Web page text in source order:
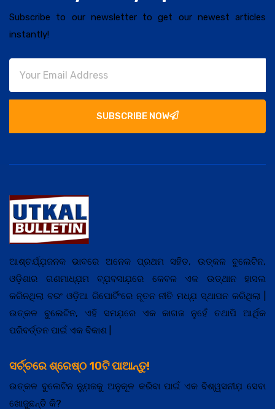
Subscribe to our newsletter to get our newest articles
instantly!
SUBSCRIBE NOW
ଆଶ୍ଚର୍ଯ୍ଯ଼ଜନକ ଭାବରେ ଅନେକ ପ୍ରଥମ ସହିତ, ଉତ୍କଳ ବୁଲେଟିନ,
ଓଡ଼ିଶାର ଗଣମାଧ୍ଯ଼ମ ବ୍ଯ଼ବସାଯ଼ରେ କେବଳ ଏକ ଉତ୍ଥାନ ହାସଲ
କରିନଥିଲା ବରଂ ଓଡ଼ିଆ ରିପୋର୍ଟିଂରେ ନୂତନ ନୀତି ମଧ୍ଯ଼ ସ୍ଥାପନ କରିଥିଲା |
ଉତ୍କଳ ବୁଲେଟିନ, ଏହି ସମଯ଼ରେ ଏକ କାଗଜ ନୁହେଁ ତଥାପି ଆର୍ଥିକ
ପରିବର୍ତ୍ତନ ପାଇଁ ଏକ ବିକାଶ |
ସର୍ଚ୍ଚରେ ଶ୍ରେଷ୍ଠ 10ଟି ପାଆନ୍ତୁ!
ଉତ୍କଳ ବୁଲେଟିନ ନ୍ଯ଼ୁଜକୁ ଅନୁକୂଳ କରିବା ପାଇଁ ଏକ ବିଶ୍ୱସନୀଯ଼ ସେବା
ଖୋଜୁଛନ୍ତି କି?